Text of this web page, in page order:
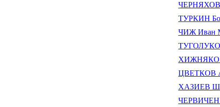
ТУРКИН
ЧИЖ Иван
ХИЖНЯКОВ
ЦВЕТКОВ
ХАЗИЕВ